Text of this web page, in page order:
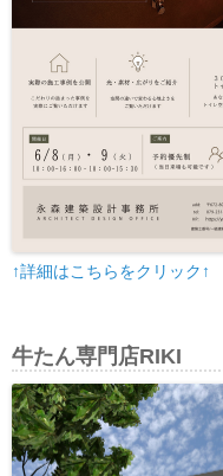
↑詳細はこちらをクリック↑
牛たん専門店RIKI